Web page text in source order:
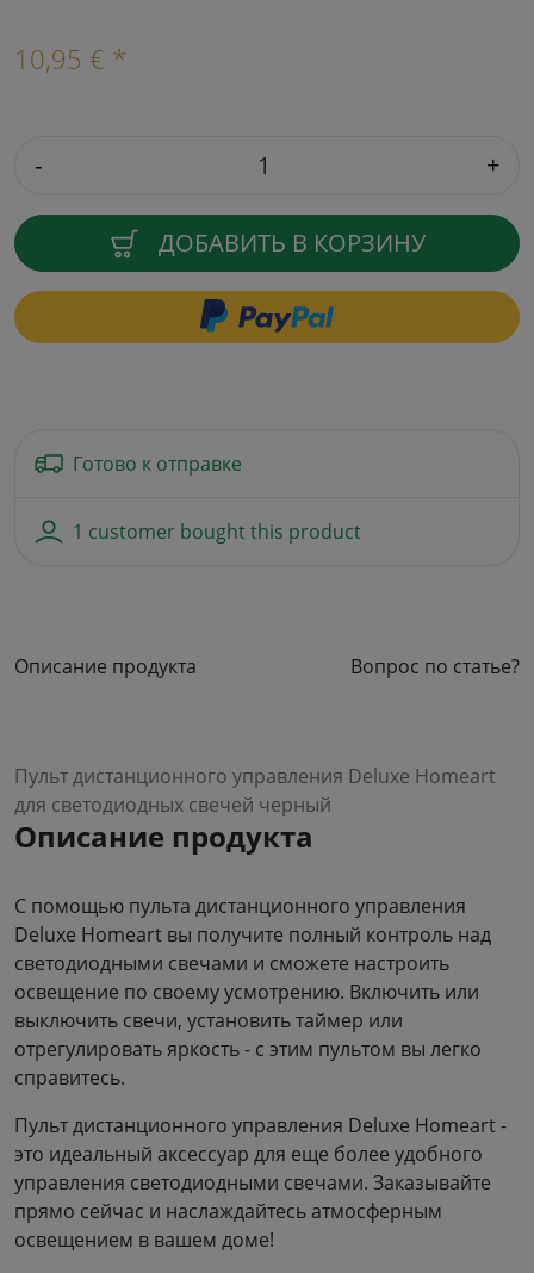
10,95 € *
- +
ДОБАВИТЬ В КОРЗИНУ
Готово к отправке
1 customer bought this product
Описание продукта Вопрос по статье?
Пульт дистанционного управления Deluxe Homeart
для светодиодных свечей черный
Описание продукта
С помощью пульта дистанционного управления
Deluxe Homeart вы получите полный контроль над
светодиодными свечами и сможете настроить
освещение по своему усмотрению. Включить или
выключить свечи, установить таймер или
отрегулировать яркость - с этим пультом вы легко
справитесь.
Пульт дистанционного управления Deluxe Homeart -
это идеальный аксессуар для еще более удобного
управления светодиодными свечами. Заказывайте
прямо сейчас и наслаждайтесь атмосферным
освещением в вашем доме!